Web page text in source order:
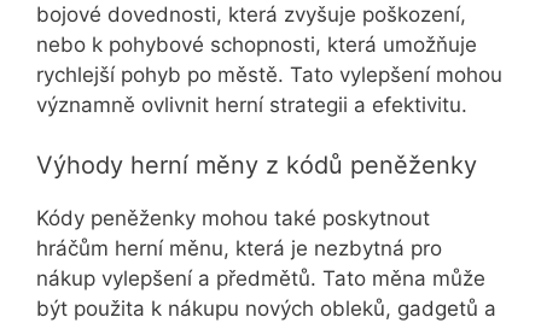
bojové dovednosti, která zvyšuje poškození,
nebo k pohybové schopnosti, která umožňuje
rychlejší pohyb po městě. Tato vylepšení mohou
významně ovlivnit herní strategii a efektivitu.
Výhody herní měny z kódů peněženky
Kódy peněženky mohou také poskytnout
hráčům herní měnu, která je nezbytná pro
nákup vylepšení a předmětů. Tato měna může
být použita k nákupu nových obleků, gadgetů a